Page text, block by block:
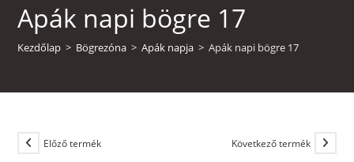
Apák napi bögre 17
Kezdőlap > Bögrezóna > Apák napja > Apák napi bögre 17
Előző termék Következő termék